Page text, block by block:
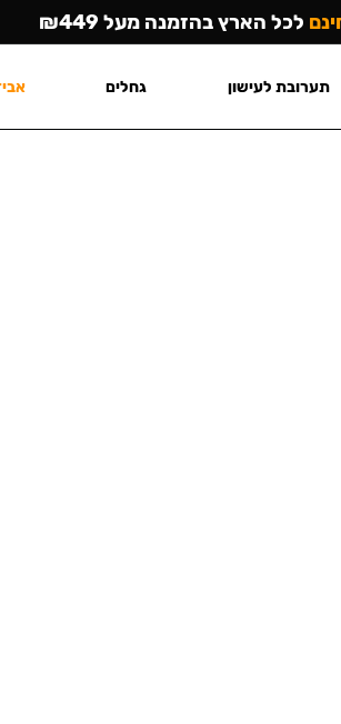
לכל הארץ בהזמנה מעל ₪449
תערובת לעישון גחלים